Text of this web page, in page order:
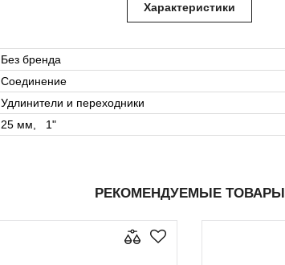
Характеристики
Без бренда
Соединение
Удлинители и переходники
25 мм, 1"
РЕКОМЕНДУЕМЫЕ ТОВАРЫ